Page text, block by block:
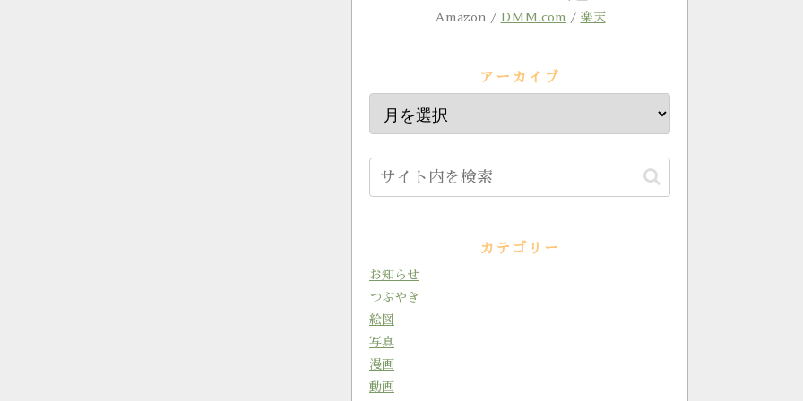
Amazon / DMM.com / 楽天
アーカイブ
カテゴリー
お知らせ
つぶやき
絵図
写真
漫画
動画